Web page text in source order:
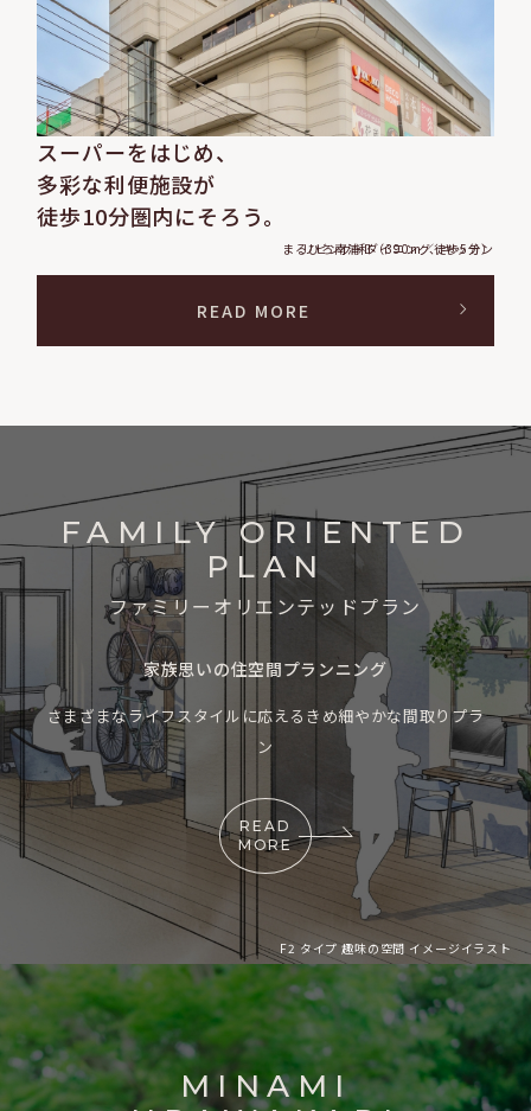
リビング・ダイニング、キッチン
まるひろ南浦和（390m／徒歩5分）
スーパーをはじめ、
多彩な利便施設が
徒歩10分圏内にそろう。
READ MORE
F2 タイプ 趣味の空間 イメージイラスト
FAMILY ORIENTED
PLAN
ファミリーオリエンテッドプラン
家族思いの住空間プランニング
さまざまなライフスタイルに応えるきめ細やかな間取りプラ
ン
READ
MORE
MINAMI